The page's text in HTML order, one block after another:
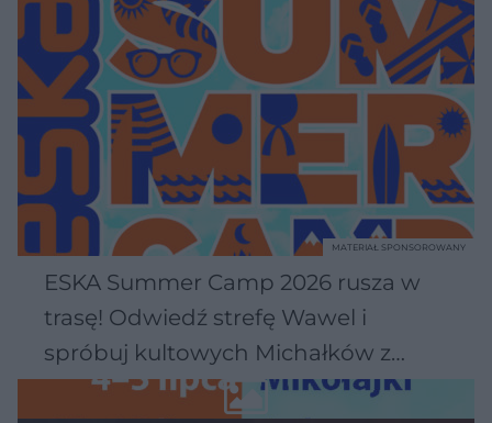
ESKA Summer Camp 2026 rusza w
trasę! Odwiedź strefę Wawel i
spróbuj kultowych Michałków z
Wawelu
MATERIAŁ SPONSOROWANY